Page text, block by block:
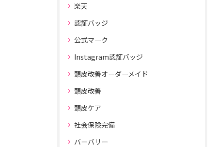
楽天
認証バッジ
公式マーク
Instagram認証バッジ
頭皮改善オーダーメイド
頭皮改善
頭皮ケア
社会保険完備
バーバリー